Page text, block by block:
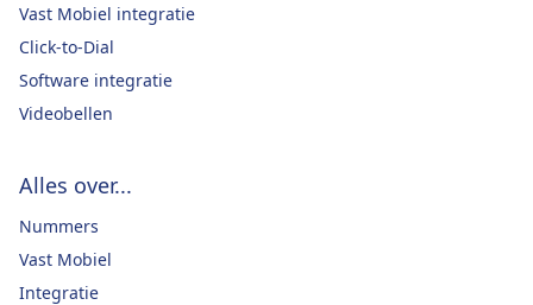
Vast Mobiel integratie
Click-to-Dial
Software integratie
Videobellen
Alles over...
Nummers
Vast Mobiel
Integratie